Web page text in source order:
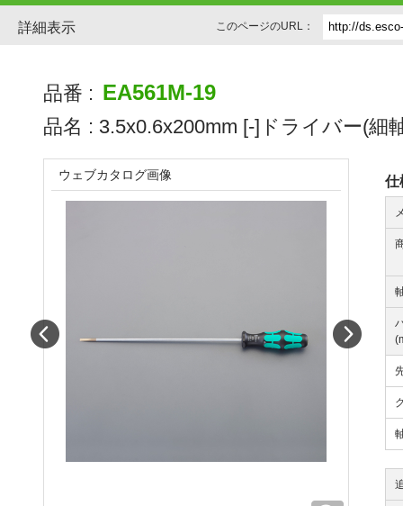
詳細表示 このページのURL：
品番 : EA561M-19
品名 : 3.5x0.6x200mm [-]ドライバー(細
仕
ウェブカタログ画像